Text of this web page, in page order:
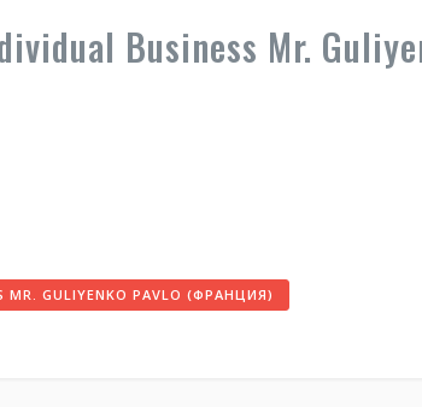
Business Mr.
GULIYENKO PAVLO (ФРАНЦИЯ)